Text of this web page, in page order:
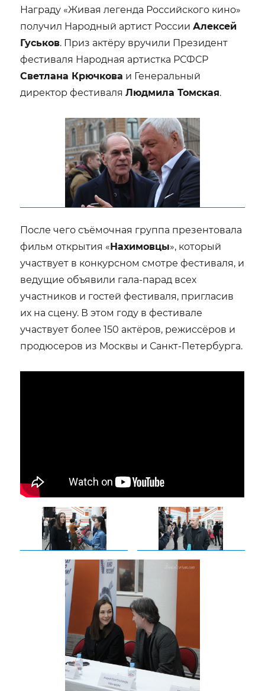
Награду «Живая легенда Российского кино»
получил Народный артист РоссииАлексей
Гуськов. Приз актёру вручили Президент
фестиваля Народная артистка РСФСР
Светлана Крючкова и Генеральный
директор фестиваляЛюдмила Томская.
После чего съёмочная группа презентовала
фильм открытия « Нахимовцы», который
участвует в конкурсном смотре фестиваля, и
ведущие объявили гала-парад всех
участников и гостей фестиваля, пригласив
их на сцену. В этом году в фестивале
участвует более 150 актёров, режиссёров и
продюсеров из Москвы и Санкт-Петербурга.